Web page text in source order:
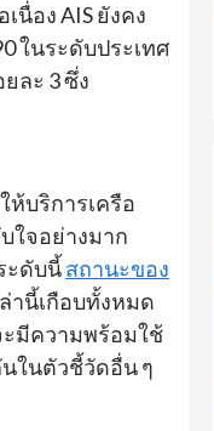
นื่อง AIS ยังคง
ในระดับประเทศ
ละ 3 ซึ่ง
ห้บริการเครือ
ใจอย่างมาก
ะดับนี้สถานะของ
านี้เกือบทั้งหมด
ะมีความพร้อมใช้
ในตัวชี้วัดอื่น ๆ